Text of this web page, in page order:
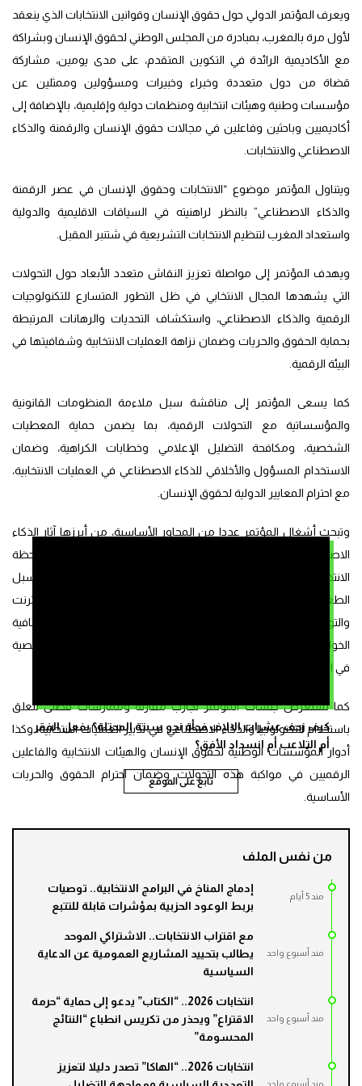
كيف زحف عشرات الالاف فجأة نحو سبتة المحتلة؟ بفعل الفقر
أم التلاعب أم انسداد الأفق؟
تابع على الموقع
ويعرف المؤتمر الدولي حول حقوق الإنسان وقوانين الانتخابات الذي ينعقد
لأول مرة بالمغرب، بمبادرة من المجلس الوطني لحقوق الإنسان وبشراكة
مع الأكاديمية الرائدة في التكوين المتقدم، على مدى يومين، مشاركة
قضاة من دول متعددة وخبراء وخبيرات ومسؤولين وممثلين عن
مؤسسات وطنية وهيئات انتخابية ومنظمات دولية وإقليمية، بالإضافة إلى
أكاديميين وباحثين وفاعلين في مجالات حقوق الإنسان والرقمنة والذكاء
الاصطناعي والانتخابات.
ويتناول المؤتمر موضوع “الانتخابات وحقوق الإنسان في عصر الرقمنة
والذكاء الاصطناعي” بالنظر لراهنيته في السياقات الاقليمية والدولية
واستعداد المغرب لتنظيم الانتخابات التشريعية في شتنبر المقبل.
ويهدف المؤتمر إلى مواصلة تعزيز النقاش متعدد الأبعاد حول التحولات
التي يشهدها المجال الانتخابي في ظل التطور المتسارع للتكنولوجيات
الرقمية والذكاء الاصطناعي، واستكشاف التحديات والرهانات المرتبطة
بحماية الحقوق والحريات وضمان نزاهة العمليات الانتخابية وشفافيتها في
البيئة الرقمية.
كما يسعى المؤتمر إلى مناقشة سبل ملاءمة المنظومات القانونية
والمؤسساتية مع التحولات الرقمية، بما يضمن حماية المعطيات
الشخصية، ومكافحة التضليل الإعلامي وخطابات الكراهية، وضمان
الاستخدام المسؤول والأخلاقي للذكاء الاصطناعي في العمليات الانتخابية،
مع احترام المعايير الدولية لحقوق الإنسان.
وتبحث أشغال المؤتمر عددا من المحاور الأساسية، من أبرزها آثار الذكاء
الاصطناعي والتكنولوجيات الرقمية على العمليات الانتخابية، وملاحظة
الانتخابات عبر الإنترنت بين التحديات والفرص، والمنازعات الانتخابية وسبل
الطعن القضائي في العصر الرقمي، والحملات الانتخابية عبر الأنترنت
والتواصل المعتمد على الذكاء الاصطناعي، فضلا عن قضايا الشفافية
الخوارزمية والأمن السيبراني وحماية الحياة الخاصة والمعطيات الشخصية
في السياق الانتخابي.
كما تستعرض جلسات المؤتمر تجارب مقارنة وممارسات فضلى تتعلق
باستخدام التكنولوجيا والذكاء الاصطناعي في تدبير العمليات الانتخابية، وكذا
أدوار المؤسسات الوطنية لحقوق الإنسان والهيئات الانتخابية والفاعلين
الرقميين في مواكبة هذه التحولات وضمان احترام الحقوق والحريات
الأساسية.
من نفس الملف
مند 5 أيام
إدماج المناخ في البرامج الانتخابية.. توصيات
بربط الوعود الحزبية بمؤشرات قابلة للتتبع
مند أسبوع واحد
مع اقتراب الانتخابات.. الاشتراكي الموحد
يطالب بتحييد المشاريع العمومية عن الدعاية
السياسية
مند أسبوع واحد
انتخابات 2026.. “الكتاب” يدعو إلى حماية “حرمة
الاقتراع” ويحذر من تكريس انطباع “النتائج
المحسومة”
مند أسبوع واحد
انتخابات 2026.. “الهاكا” تصدر دليلا لتعزيز